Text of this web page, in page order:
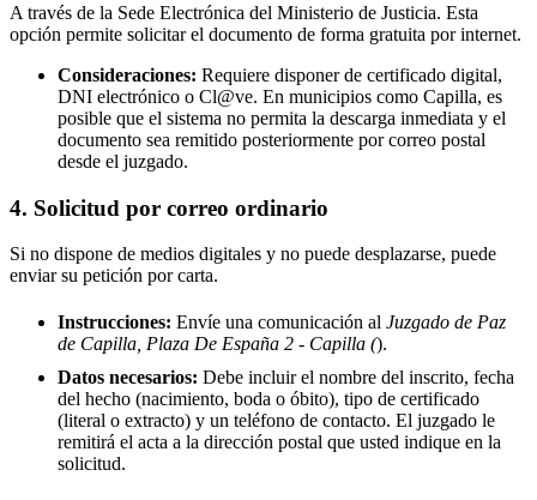
A través de la Sede Electrónica del Ministerio de Justicia. Esta
opción permite solicitar el documento de forma gratuita por internet.
Consideraciones: Requiere disponer de certificado digital,
DNI electrónico o Cl@ve. En municipios como Capilla, es
posible que el sistema no permita la descarga inmediata y el
documento sea remitido posteriormente por correo postal
desde el juzgado.
4. Solicitud por correo ordinario
Si no dispone de medios digitales y no puede desplazarse, puede
enviar su petición por carta.
Instrucciones: Envíe una comunicación al Juzgado de Paz
de Capilla, Plaza De España 2 - Capilla ().
Datos necesarios: Debe incluir el nombre del inscrito, fecha
del hecho (nacimiento, boda o óbito), tipo de certificado
(literal o extracto) y un teléfono de contacto. El juzgado le
remitirá el acta a la dirección postal que usted indique en la
solicitud.